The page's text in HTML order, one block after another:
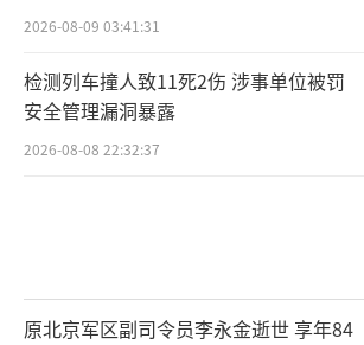
2026-08-09 03:41:31
检测列车撞人致11死2伤 涉事单位被罚
安全管理漏洞暴露
2026-08-08 22:32:37
原北京军区副司令员李永金逝世 享年84